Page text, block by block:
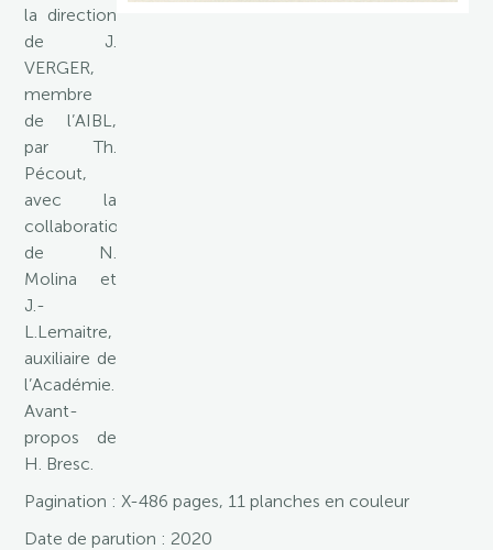
la direction
de J.
VERGER,
membre
de l’AIBL,
par Th.
Pécout,
avec la
collaboration
de N.
Molina et
J.-
L.Lemaitre,
auxiliaire de
l’Académie.
Avant-
propos de
H. Bresc.
Pagination : X-486 pages, 11 planches en couleur
Date de parution : 2020